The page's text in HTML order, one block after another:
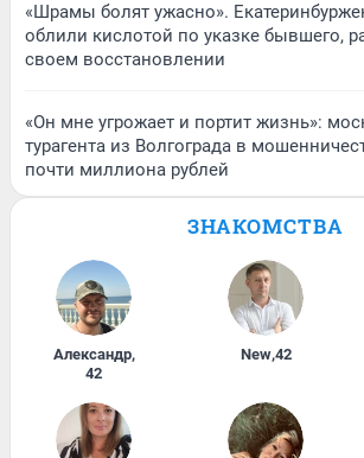
«Шрамы болят ужасно».
облили кислотой по указке бывшего,
своем восстановлении
«Он мне угрожает и портит жизнь»:
турагента из Волгограда в
почти миллиона рублей
ЗНАКОМСТВА
Александр,
42
New,42